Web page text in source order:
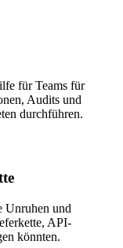
für Teams für
Audits und
durchführen.
Unruhen und
API-
könnten.